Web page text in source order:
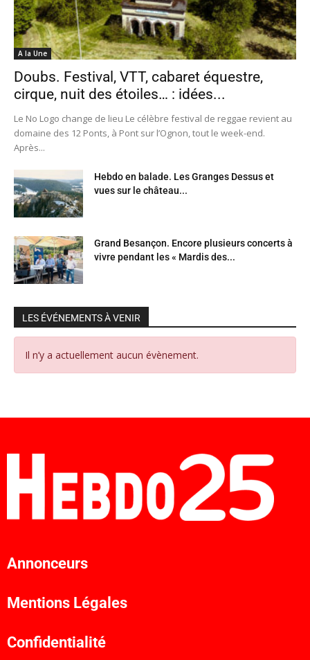
A la Une
Doubs. Festival, VTT, cabaret équestre,
cirque, nuit des étoiles… : idées...
Le No Logo change de lieu Le célèbre festival de reggae revient au
domaine des 12 Ponts, à Pont sur l’Ognon, tout le week-end.
Après...
Hebdo en balade. Les Granges Dessus et
vues sur le château...
Grand Besançon. Encore plusieurs concerts à
vivre pendant les « Mardis des...
LES ÉVÉNEMENTS À VENIR
Il n’y a actuellement aucun évènement.
Annonceurs
Mentions Légales
Confidentialité